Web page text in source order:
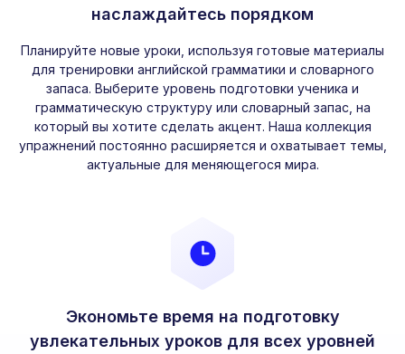
наслаждайтесь порядком
Планируйте новые уроки, используя готовые материалы
для тренировки английской грамматики и словарного
запаса. Выберите уровень подготовки ученика и
грамматическую структуру или словарный запас, на
который вы хотите сделать акцент. Наша коллекция
упражнений постоянно расширяется и охватывает темы,
актуальные для меняющегося мира.
Экономьте время на подготовку
увлекательных уроков для всех уровней